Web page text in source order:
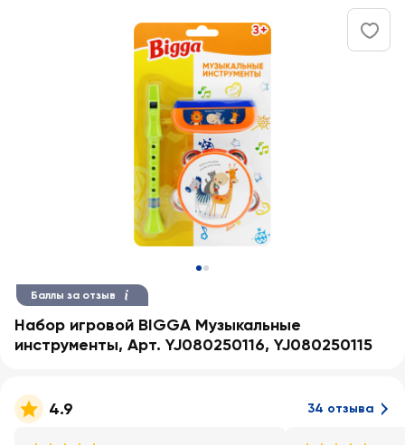
Баллы за отзыв
Набор игровой BIGGA Музыкальные
инструменты, Арт. YJ080250116, YJ080250115
4.9 34 отзыва